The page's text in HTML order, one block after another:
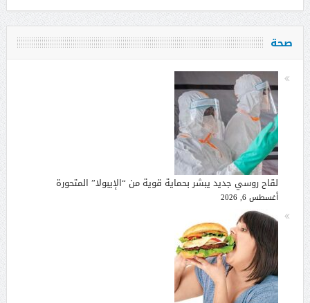
صحة
لقاح روسي جديد يبشر بحماية قوية من “الإيبولا” المتحورة
أغسطس 6, 2026